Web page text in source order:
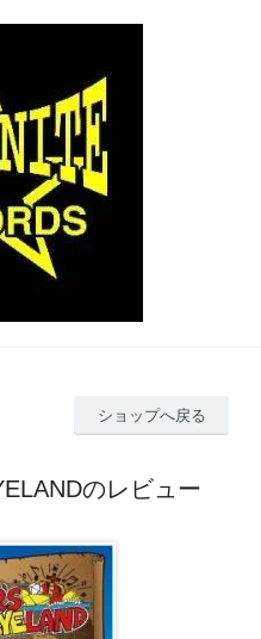
ショップへ戻る
のレビュー